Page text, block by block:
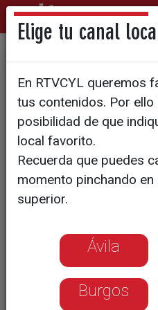
Derrota frente
favoritos
Elige tu canal
En RTVCYL queremos
tus contenidos. Por
posibilidad de que
local favorito.
Recuerda que puedes
momento pinchando en
superior.
Ávila
Burgos